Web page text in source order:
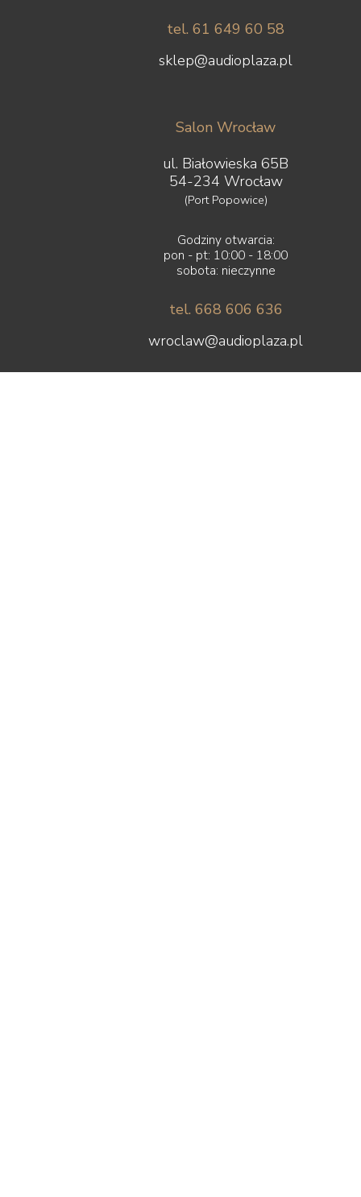
tel. 61 649 60 58
sklep@audioplaza.pl
Salon Wrocław
ul. Białowieska 65B
54-234 Wrocław
(Port Popowice)
Godziny otwarcia:
pon - pt: 10:00 - 18:00
sobota: nieczynne
tel. 668 606 636
wroclaw@audioplaza.pl